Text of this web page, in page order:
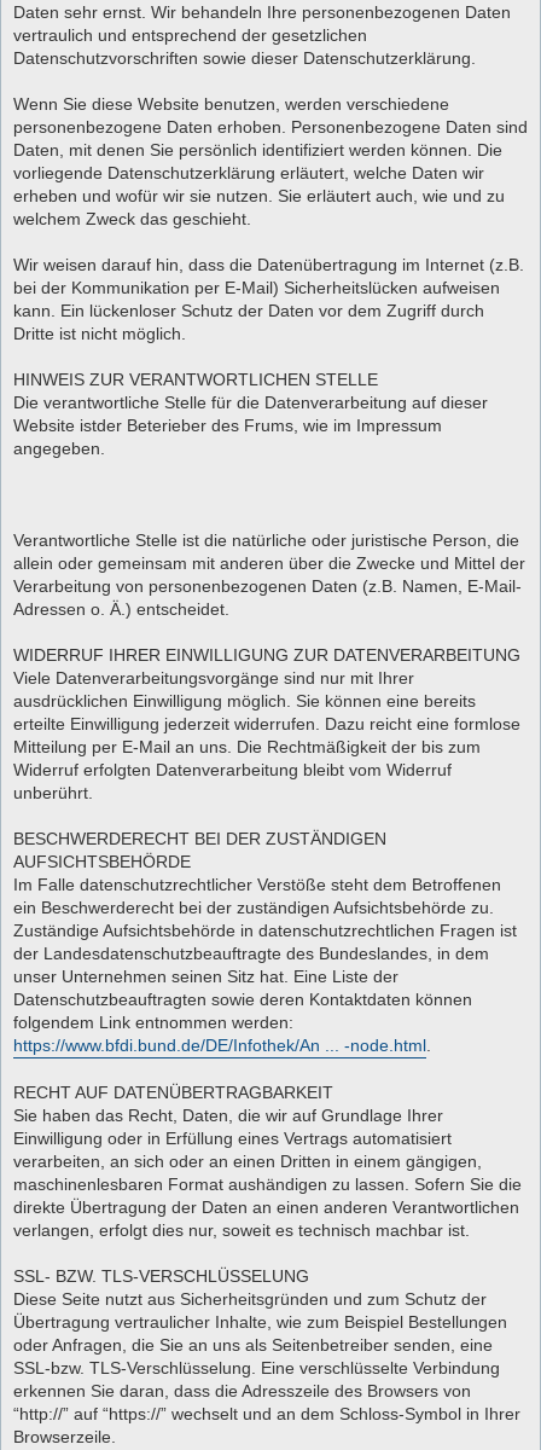
Daten sehr ernst. Wir behandeln Ihre personenbezogenen Daten
vertraulich und entsprechend der gesetzlichen
Datenschutzvorschriften sowie dieser Datenschutzerklärung.
Wenn Sie diese Website benutzen, werden verschiedene
personenbezogene Daten erhoben. Personenbezogene Daten sind
Daten, mit denen Sie persönlich identifiziert werden können. Die
vorliegende Datenschutzerklärung erläutert, welche Daten wir
erheben und wofür wir sie nutzen. Sie erläutert auch, wie und zu
welchem Zweck das geschieht.
Wir weisen darauf hin, dass die Datenübertragung im Internet (z.B.
bei der Kommunikation per E-Mail) Sicherheitslücken aufweisen
kann. Ein lückenloser Schutz der Daten vor dem Zugriff durch
Dritte ist nicht möglich.
HINWEIS ZUR VERANTWORTLICHEN STELLE
Die verantwortliche Stelle für die Datenverarbeitung auf dieser
Website istder Beterieber des Frums, wie im Impressum
angegeben.
Verantwortliche Stelle ist die natürliche oder juristische Person, die
allein oder gemeinsam mit anderen über die Zwecke und Mittel der
Verarbeitung von personenbezogenen Daten (z.B. Namen, E-Mail-
Adressen o. Ä.) entscheidet.
WIDERRUF IHRER EINWILLIGUNG ZUR DATENVERARBEITUNG
Viele Datenverarbeitungsvorgänge sind nur mit Ihrer
ausdrücklichen Einwilligung möglich. Sie können eine bereits
erteilte Einwilligung jederzeit widerrufen. Dazu reicht eine formlose
Mitteilung per E-Mail an uns. Die Rechtmäßigkeit der bis zum
Widerruf erfolgten Datenverarbeitung bleibt vom Widerruf
unberührt.
BESCHWERDERECHT BEI DER ZUSTÄNDIGEN
AUFSICHTSBEHÖRDE
Im Falle datenschutzrechtlicher Verstöße steht dem Betroffenen
ein Beschwerderecht bei der zuständigen Aufsichtsbehörde zu.
Zuständige Aufsichtsbehörde in datenschutzrechtlichen Fragen ist
der Landesdatenschutzbeauftragte des Bundeslandes, in dem
unser Unternehmen seinen Sitz hat. Eine Liste der
Datenschutzbeauftragten sowie deren Kontaktdaten können
folgendem Link entnommen werden:
https://www.bfdi.bund.de/DE/Infothek/An ... -node.html
RECHT AUF DATENÜBERTRAGBARKEIT
Sie haben das Recht, Daten, die wir auf Grundlage Ihrer
Einwilligung oder in Erfüllung eines Vertrags automatisiert
verarbeiten, an sich oder an einen Dritten in einem gängigen,
maschinenlesbaren Format aushändigen zu lassen. Sofern Sie die
direkte Übertragung der Daten an einen anderen Verantwortlichen
verlangen, erfolgt dies nur, soweit es technisch machbar ist.
SSL- BZW. TLS-VERSCHLÜSSELUNG
Diese Seite nutzt aus Sicherheitsgründen und zum Schutz der
Übertragung vertraulicher Inhalte, wie zum Beispiel Bestellungen
oder Anfragen, die Sie an uns als Seitenbetreiber senden, eine
SSL-bzw. TLS-Verschlüsselung. Eine verschlüsselte Verbindung
erkennen Sie daran, dass die Adresszeile des Browsers von
“http://” auf “https://” wechselt und an dem Schloss-Symbol in Ihrer
Browserzeile.